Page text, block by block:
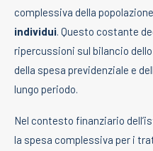
complessiva della
individui. Questo costante
ripercussioni sul bilancio
della spesa previdenziale e
lungo periodo.
Nel contesto finanziario
la spesa complessiva per i